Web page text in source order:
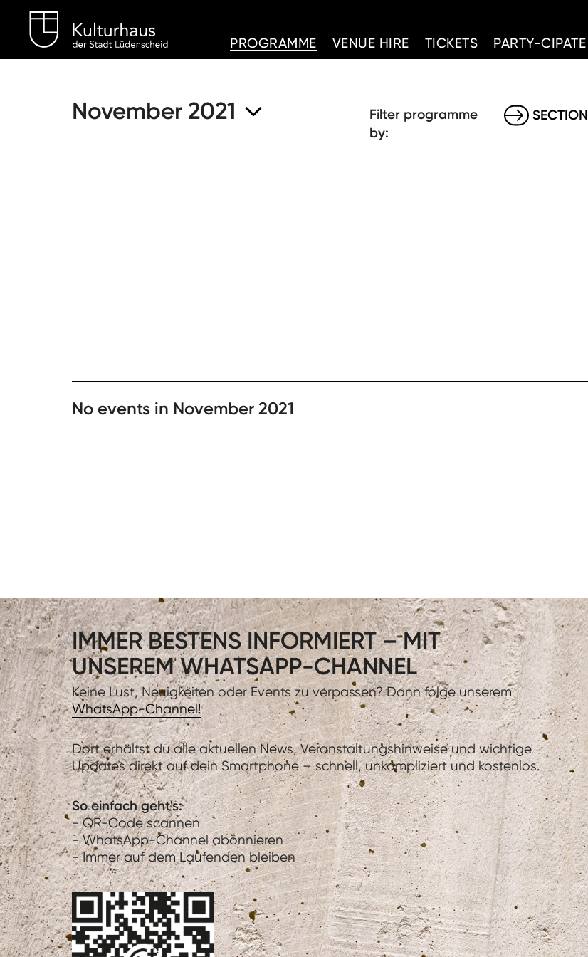
PROGRAMME
VENUE HIRE TICKETS PARTY-CIPATE
November 2021
Filter programme
by:
SECTION
No events in November 2021
IMMER BESTENS INFORMIERT – MIT
UNSEREM WHATSAPP-CHANNEL
Keine Lust, Neuigkeiten oder Events zu verpassen? Dann folge unserem
WhatsApp-Channel!
Dort erhältst du alle aktuellen News, Veranstaltungshinweise und wichtige
Updates direkt auf dein Smartphone – schnell, unkompliziert und kostenlos.
So einfach geht's:
- QR-Code scannen
- WhatsApp-Channel abonnieren
- Immer auf dem Laufenden bleiben